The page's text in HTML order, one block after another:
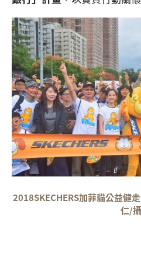
2018SKECHERS加菲貓公益健
仁/攝